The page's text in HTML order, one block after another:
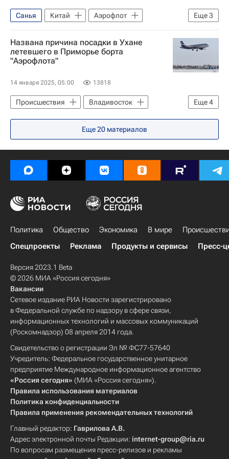
Еще3
Санья Китай
Аэрофлот
Общество
Россия Москва
Названа причина посадки в Ухане
летевшего в Приморье борта
"Аэрофлота"
14 января 2025, 05:00 13818
Еще4
Происшествия
Владивосток
Аэрофлот
Дальневосточная транспортная прокуратура
Ухань
Китай
Еще20 материалов
Политика Общество Экономика В мире
Спецпроекты
Реклама Продукты и сервисы Пресс-
Версия 2023.1 Beta
© 2026 МИА «Россия сегодня»
Вакансии
Сетевое издание РИА Новости зарегистрировано
в Федеральной службе по надзору в сфере связи,
информационных технологий и массовых коммуникаций
(Роскомнадзор) 08 апреля 2014 года.
Свидетельство о регистрации Эл № ФС77-57640
Учредитель: Федеральное государственное унитарное
предприятие Международное информационное агентство
«Россия сегодня» (МИА «Россия сегодня»).
Правила использования материалов
Политика конфиденциальности
Правила применения рекомендательных технологий
Главный редактор: Гаврилова А.В.
Адрес электронной почты Редакции: internet-group@ria.ru
По вопросам размещения пресс-релизов и рекламы